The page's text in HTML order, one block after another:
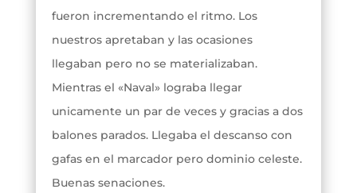
fueron incrementando el ritmo. Los
nuestros apretaban y las ocasiones
llegaban pero no se materializaban.
Mientras el «Naval» lograba llegar
unicamente un par de veces y gracias a dos
balones parados. Llegaba el descanso con
gafas en el marcador pero dominio celeste.
Buenas senaciones.